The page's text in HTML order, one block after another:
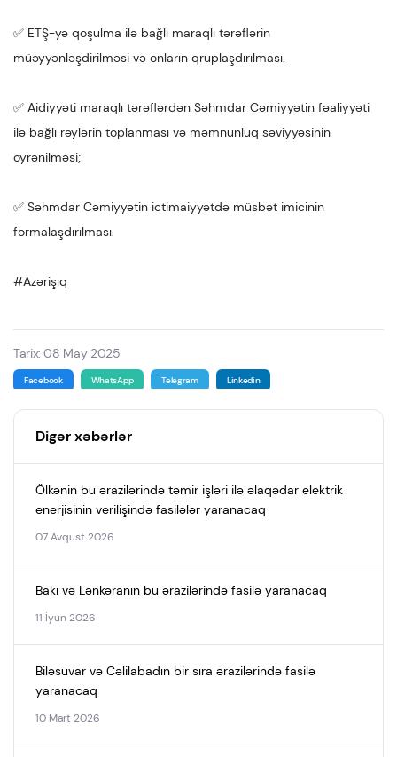
✅ ETŞ-yə qoşulma ilə bağlı maraqlı tərəflərin
müəyyənləşdirilməsi və onların qruplaşdırılması.
✅ Aidiyyəti maraqlı tərəflərdən Səhmdar Cəmiyyətin fəaliyyəti
ilə bağlı rəylərin toplanması və məmnunluq səviyyəsinin
öyrənilməsi;
✅ Səhmdar Cəmiyyətin ictimaiyyətdə müsbət imicinin
formalaşdırılması.
#Azərişıq
Tarix: 08 May 2025
Facebook WhatsApp Telegram Linkedin
Digər xəbərlər
Ölkənin bu ərazilərində təmir işləri ilə əlaqədar elektrik
enerjisinin verilişində fasilələr yaranacaq
07 Avqust 2026
Bakı və Lənkəranın bu ərazilərində fasilə yaranacaq
11 İyun 2026
Biləsuvar və Cəlilabadın bir sıra ərazilərində fasilə
yaranacaq
10 Mart 2026